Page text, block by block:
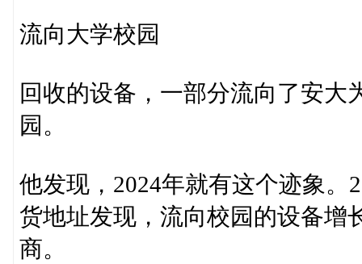
流向大学校园
回收的设备，一部分流向了安
园。
他发现，2024年就有这个迹象
货地址发现，流向校园的设备增
商。